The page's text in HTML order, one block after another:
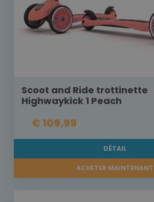
Scoot and Ride trottinette
Highwaykick 1 Peach
€ 109,99
DÉTAIL
ACHETER MAINTENANT